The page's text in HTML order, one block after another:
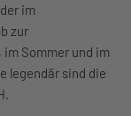
im
zur
Sommer und im
legendär sind die